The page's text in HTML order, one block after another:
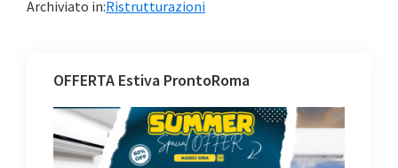
Archiviato in:Ristrutturazioni
OFFERTA Estiva ProntoRoma